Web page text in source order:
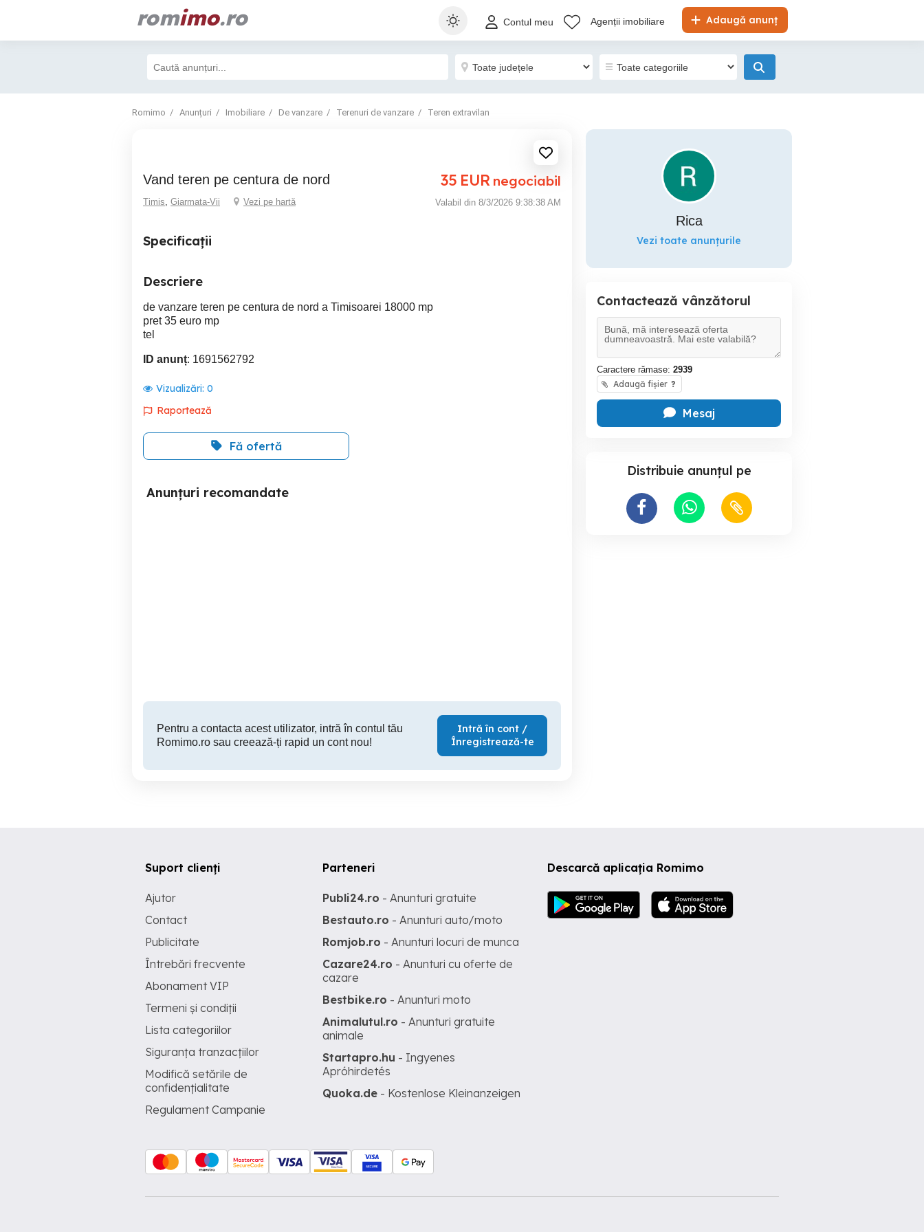
romimo.ro Adaugă anunț
Contul meu Agenții imobiliare
Romimo Anunțuri Imobiliare De vanzare Terenuri de vanzare Teren extravilan
Vand teren pe centura de nord 35 EUR negociabil
Timis, Giarmata-Vii Vezi pe hartă Valabil din 8/3/2026 9:38:38 AM
Specificații
Descriere
de vanzare teren pe centura de nord a Timisoarei 18000 mp
pret 35 euro mp
tel
ID anunț: 1691562792
Vizualizări: 0
Raportează
Fă ofertă
Anunțuri recomandate
Pentru a contacta acest utilizator, intră în contul tău
Romimo.ro sau creează-ți rapid un cont nou!
Intră în cont /
Înregistrează-te
Rica
Vezi toate anunțurile
Contactează vânzătorul
Caractere rămase: 2939
Adaugă fișier ?
Mesaj
Distribuie anunțul pe
Descarcă aplicația Romimo
Suport clienți
Ajutor
Contact
Publicitate
Întrebări frecvente
Abonament VIP
Termeni și condiții
Lista categoriilor
Siguranța tranzacțiilor
Modifică setările de
confidențialitate
Regulament Campanie
Parteneri
Publi24.ro - Anunturi gratuite
Bestauto.ro - Anunturi auto/moto
Romjob.ro - Anunturi locuri de munca
Cazare24.ro - Anunturi cu oferte de
cazare
Bestbike.ro - Anunturi moto
Animalutul.ro - Anunturi gratuite
animale
Startapro.hu - Ingyenes
Apróhirdetés
Quoka.de - Kostenlose Kleinanzeigen